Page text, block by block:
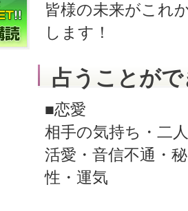
皆様の未来がこれ
します！
占うことが
■恋愛
相手の気持ち・二
活愛・音信不通・
性・運気